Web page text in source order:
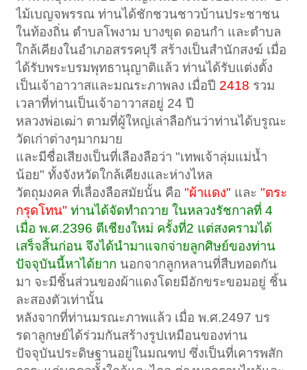
ไม้เบญจพรรณ ท่านได้ชักชวนชาวบ้านประชาชน
ในท้องถิ่น ตำบลโพงาม บางขุด ดอนกำ และตำบล
ใกล้เคียงในอำเภอสรรคบุรี สร้างเป็นสำนักสงฆ์ เมื่อ
ได้รับพระบรมพุทธานุญาติแล้ว ท่านได้รับแต่งตั้ง
เป็นเจ้าอาวาสและมณระภาพลง เมื่อปี 2418 รวม
เวลาที่ท่านเป็นเจ้าอาวาสอยู่ 24 ปี
หลวงพ่อเฒ่า ตามที่ผู้ใหญ่เล่าลือกันว่าท่านได้บรูณะ
วัดเก่าต่างๆมากมาย
และมีชื่อเสียงเป็นที่เลืองลือว่า "เทพเจ้าลุ่มแม่น้ำ
น้อย" ทั้งจังหวัดใกล้เคียงและห่างไหล
วัตถุมงคล ที่เลื่องลือสมัยนั้น คือ"ผ้าแดง" และ"ตระ
กรุดโทน" ท่านได้จัดทำถวาย ในหลวงรัชกาลที่ 4
เมื่อ พ.ศ.2396 ตีเชียงใหม่ ครั้งที่2 แต่สงครามได้
เสร็จสิ้นก่อน จึงได้นำมาแจกจ่ายลูกศิษย์ของท่าน
ปัจจุบันนี้หาได้ยาก นอกจากลูกหลานที่สืบทอดกัน
มา จะมีชิ้นส่วนของผ้าแดงโดยมีอักขระขอมอยู่ ชิ้น
ละสองตัวเท่านั้น
หลังจากที่ท่านมรณะภาพแล้ว เมื่อ พ.ศ.2497 บร
รดาลูกษย์ได้ร่วมกันสร้างรูปเหมือนของท่าน
ปัจจุบันประดิษฐานอยู่ในมณฑป ซึ่งเป็นที่เคารพสัก